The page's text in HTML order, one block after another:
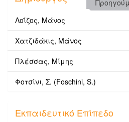
Λοΐζος, Μάνος
Χατζιδάκις, Μάνος
Πλέσσας, Μίμης
Φοτσίνι, Σ. (Foschini, S.)
Εκπαιδευτικό Επίπεδο